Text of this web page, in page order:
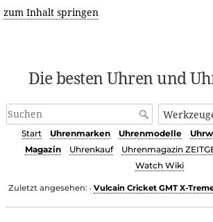
zum Inhalt springen
Die besten Uhren und
Start Uhrenmarken Uhrenmodelle
Magazin
Uhrenkauf Uhrenmagazin
Watch Wiki
Zuletzt angesehen: • Vulcain Cricket GMT X-